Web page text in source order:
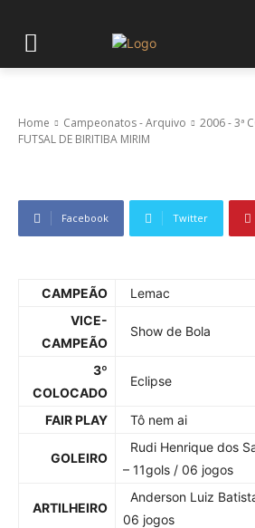
Home Campeonatos - Arquivo
2006 - 3ª
FUTSAL DE BIRITIBA MIRIM
Facebook Twitter
CAMPEÃO
Lemac
VICE-
CAMPEÃO
Show de Bola
3º
COLOCADO
Eclipse
FAIR PLAY Tô nem ai
GOLEIRO
Rudi Henrique dos
– 11gols / 06 jogos
ARTILHEIRO
Anderson Luiz
06 jogos